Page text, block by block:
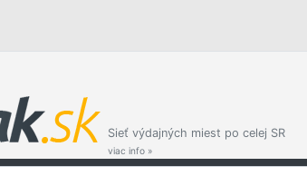
Sieť výdajných miest po celej SR
viac info »